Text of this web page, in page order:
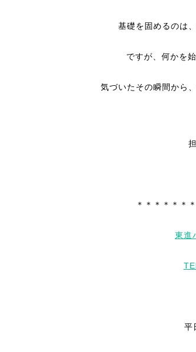
基礎を固めるのは
ですが、何かを
気づいたその瞬間から
＊＊＊＊＊＊
東進
平